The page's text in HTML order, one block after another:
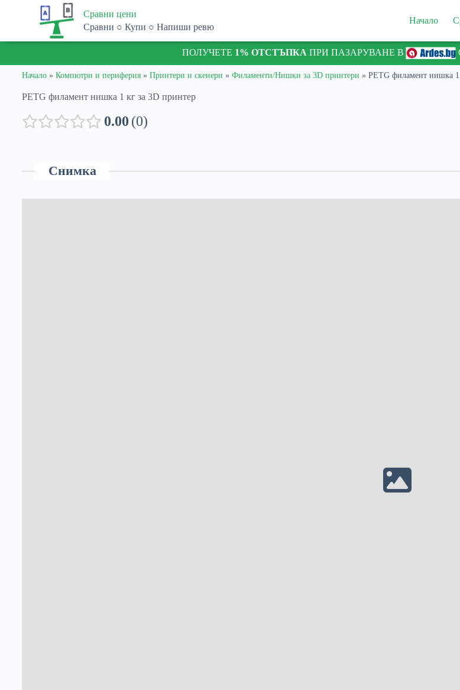
p
o
Сравни цени
Сравни ○ Купи ○ Напиши ревю
Начало
ПОЛУЧЕТЕ 1% ОТСТЪПКА ПРИ ПАЗАРУВАНЕ В
Начало » Компютри и периферия » Принтери и скенери » Филаменти/Нишки за 3D принтери » PETG филамент нишка 1
PETG филамент нишка 1 кг за 3D принтер
0.00 0
Снимка